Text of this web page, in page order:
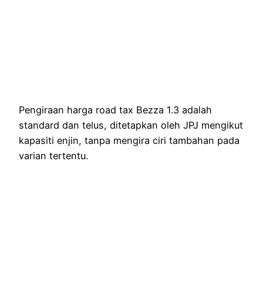
Pengiraan harga road tax Bezza 1.3 adalah
standard dan telus, ditetapkan oleh JPJ mengikut
kapasiti enjin, tanpa mengira ciri tambahan pada
varian tertentu.